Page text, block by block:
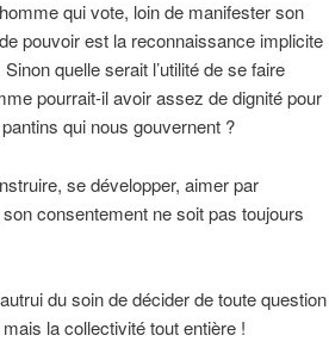
qui vote, loin de manifester son
pouvoir est la reconnaissance implicite
quelle serait l’utilité de se faire
pourrait-il avoir assez de dignité pour
qui nous gouvernent ?
se développer, aimer par
consentement ne soit pas toujours
du soin de décider de toute question
la collectivité tout entière !